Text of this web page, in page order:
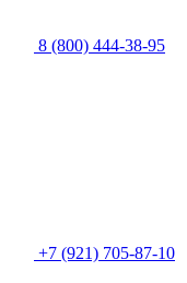
8 (800) 444-38-95
+7 (921) 705-87-10